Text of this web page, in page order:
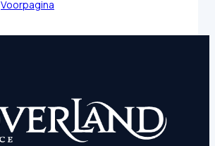
Voorpagina